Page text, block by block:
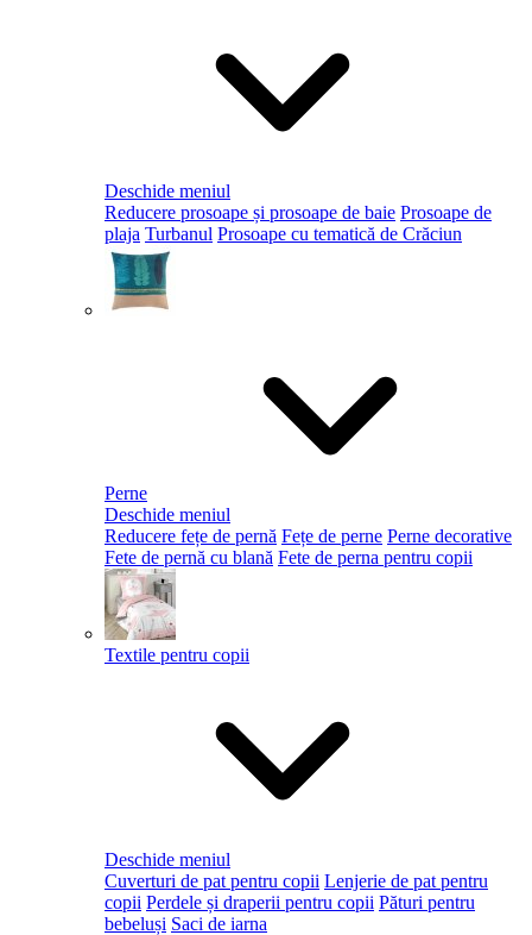
Deschide meniul
Reducere prosoape și prosoape de baie Prosoape de
plaja Turbanul Prosoape cu tematică de Crăciun
Perne
Deschide meniul
Reducere fețe de pernă Fețe de perne Perne decorative
Fete de pernă cu blană Fete de perna pentru copii
Textile pentru copii
Deschide meniul
Cuverturi de pat pentru copii Lenjerie de pat pentru
copii Perdele și draperii pentru copii Pături pentru
bebeluși Saci de iarna